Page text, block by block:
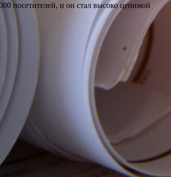
посетителей, и он стал высоко ценимой